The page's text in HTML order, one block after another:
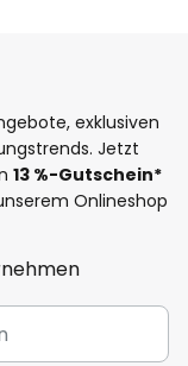
exklusiven
Jetzt
13 %-Gutschein*
Onlineshop